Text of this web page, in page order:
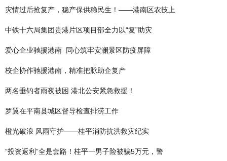
灾情过后抢复产，稳产保供稳民生！——港南区农技上
中铁十六局集团贵港片区项目部全力以“复”助灾
爱心企业驰援港南 同心筑牢安澜景区防疫屏障
校企协作驰援港南，精准把脉助企复产
两名垂钓者雨夜被困 港北公安紧急救援！
罗翼在平南县城区督导检查排涝工作
橙光破浪 风雨守护——桂平消防抗洪救灾纪实
“投资返利”全是套路！桂平一男子险被骗5万元，警